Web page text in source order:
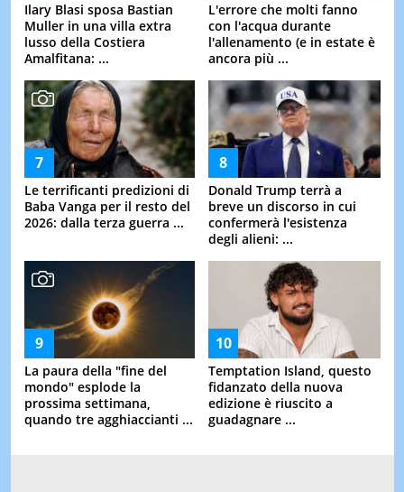
Ilary Blasi sposa Bastian
Muller in una villa extra
lusso della Costiera
Amalfitana: ...
L'errore che molti fanno
con l'acqua durante
l'allenamento (e in estate è
ancora più ...
Le terrificanti predizioni di
Baba Vanga per il resto del
2026: dalla terza guerra ...
Donald Trump terrà a
breve un discorso in cui
confermerà l'esistenza
degli alieni: ...
La paura della "fine del
mondo" esplode la
prossima settimana,
quando tre agghiaccianti ...
Temptation Island, questo
fidanzato della nuova
edizione è riuscito a
guadagnare ...